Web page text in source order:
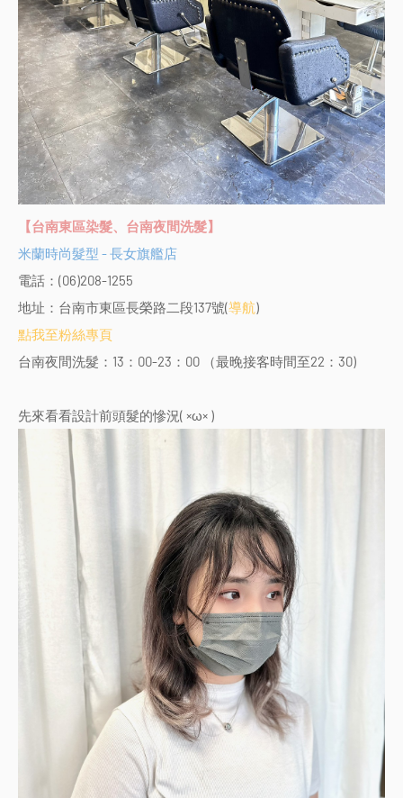
【台南東區染髮、台南夜間洗髮】
米蘭時尚髮型 - 長女旗艦店
電話：(06)208-1255
地址：台南市東區長榮路二段137號(導航)
點我至粉絲專頁
台南夜間洗髮：13：00-23：00 （最晚接客時間至22：30)
先來看看設計前頭髮的慘況( ×ω× )